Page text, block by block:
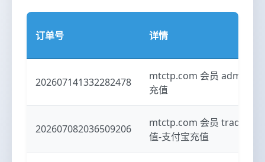
订单号 详情
202607141332282478
mtctp.com 会员 admin：
充值
202607082036509206
mtctp.com 会员
值-支付宝充值